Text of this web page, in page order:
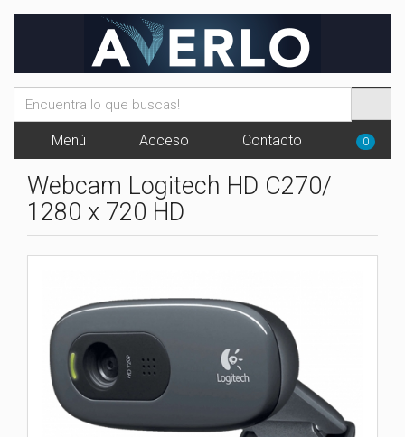
Menú Acceso Contacto 0
Webcam Logitech HD C270/
1280 x 720 HD